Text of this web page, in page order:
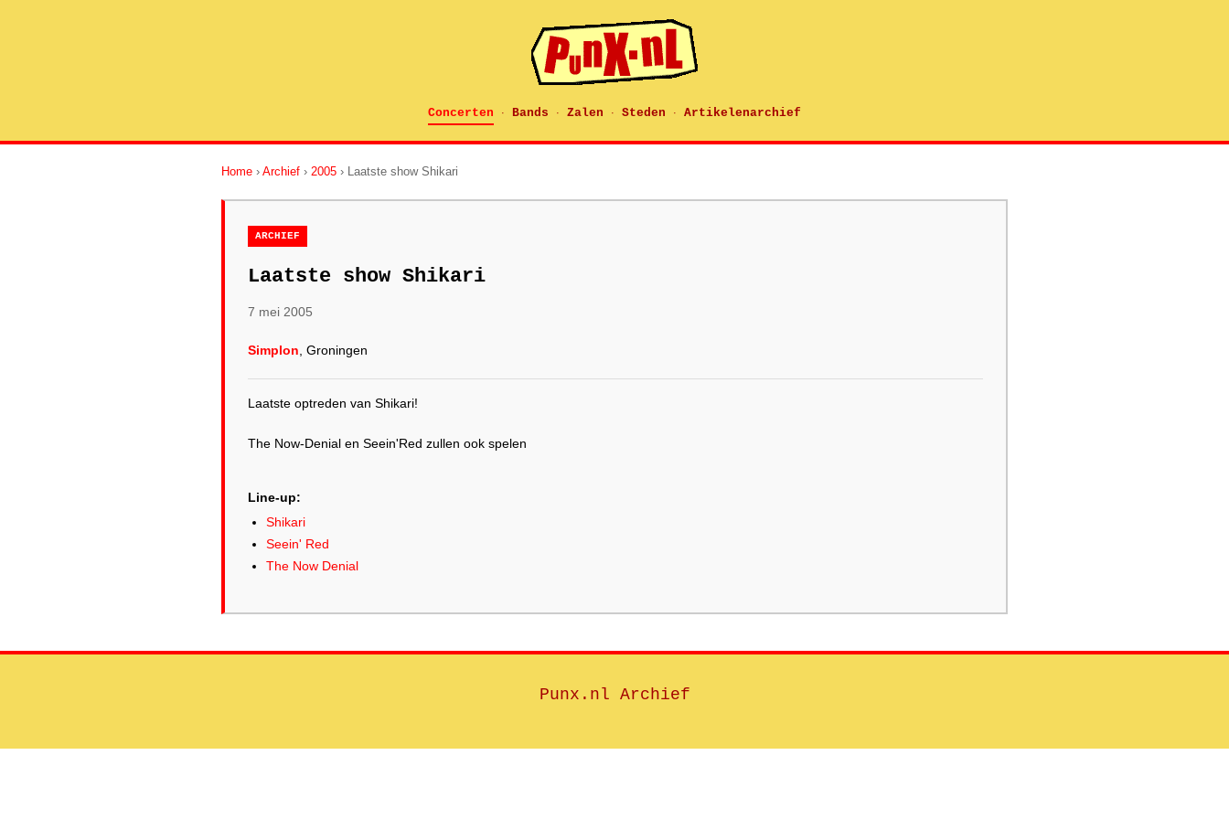
Concerten · Bands · Zalen · Steden · Artikelenarchief
Home › Archief › 2005 › Laatste show Shikari
ARCHIEF
Laatste show Shikari
7 mei 2005
Simplon , Groningen
Laatste optreden van Shikari!
The Now-Denial en Seein'Red zullen ook spelen
Line-up:
Shikari
Seein' Red
The Now Denial
Punx.nl Archief